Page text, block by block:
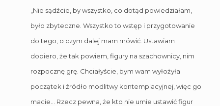
„Nie sądźcie, by wszystko, co dotąd powiedziałam,
było zbyteczne. Wszystko to wstęp i przygotowanie
do tego, o czym dalej mam mówić. Ustawiam
dopiero, że tak powiem, figury na szachownicy, nim
rozpocznę grę. Chciałyście, bym wam wyłożyła
początek i źródło modlitwy kontemplacyjnej, więc go
macie… Rzecz pewna, że kto nie umie ustawić figur